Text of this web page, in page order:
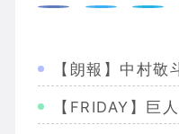
【朗報】中村
【FRIDAY】巨